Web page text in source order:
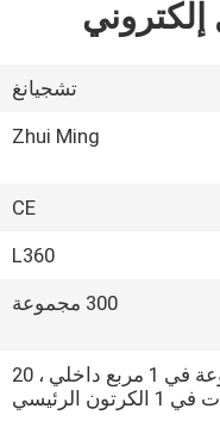
تشجيانغ
Zhui Ming
CE
L360
300 مجموعة
1 مجموعة في 1 مربع داخلي ، 20
الرئيسي